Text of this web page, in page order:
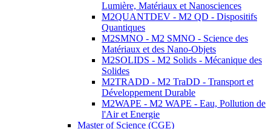
Lumière, Matériaux et Nanosciences
M2QUANTDEV - M2 QD - Dispositifs
Quantiques
M2SMNO - M2 SMNO - Science des
Matériaux et des Nano-Objets
M2SOLIDS - M2 Solids - Mécanique des
Solides
M2TRADD - M2 TraDD - Transport et
Développement Durable
M2WAPE - M2 WAPE - Eau, Pollution de
l'Air et Energie
Master of Science (CGE)